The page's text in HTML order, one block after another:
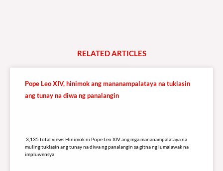
RELATEDARTICLES
Pope Leo XIV, hinimok ang mananampalataya na tuklasin
ang tunay na diwa ng panalangin
3,135 total views Hinimok ni Pope Leo XIV ang mga mananampalataya na
muling tuklasin ang tunay na diwa ng panalangin sa gitna ng lumalawak na
impluwensya